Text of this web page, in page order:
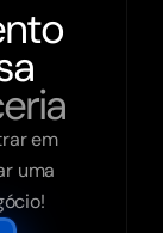
em
uma